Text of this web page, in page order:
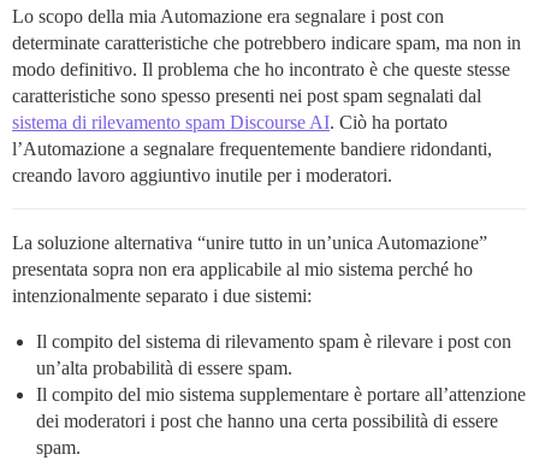
Lo scopo della mia Automazione era segnalare i post con
determinate caratteristiche che potrebbero indicare spam, ma non in
modo definitivo. Il problema che ho incontrato è che queste stesse
caratteristiche sono spesso presenti nei post spam segnalati dal
sistema di rilevamento spam Discourse AI. Ciò ha portato
l’Automazione a segnalare frequentemente bandiere ridondanti,
creando lavoro aggiuntivo inutile per i moderatori.
La soluzione alternativa “unire tutto in un’unica Automazione”
presentata sopra non era applicabile al mio sistema perché ho
intenzionalmente separato i due sistemi:
Il compito del sistema di rilevamento spam è rilevare i post con
un’alta probabilità di essere spam.
Il compito del mio sistema supplementare è portare all’attenzione
dei moderatori i post che hanno una certa possibilità di essere
spam.